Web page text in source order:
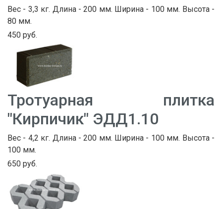
Вес - 3,3 кг. Длина - 200 мм. Ширина - 100 мм. Высота -
80 мм.
450 руб.
Тротуарная плитка
"Кирпичик" ЭДД1.10
Вес - 4,2 кг. Длина - 200 мм. Ширина - 100 мм. Высота -
100 мм.
650 руб.